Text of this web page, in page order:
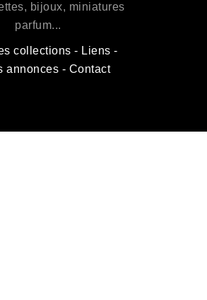
bijoux, miniatures
parfum...
collections - Liens -
annonces - Contact